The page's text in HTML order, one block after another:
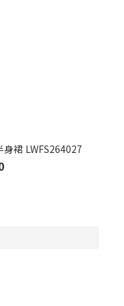
身裙 LWFS264027